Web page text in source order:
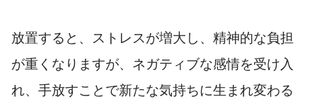
放置すると、ストレスが増大し、精神的な負担
が重くなりますが、ネガティブな感情を受け入
れ、手放すことで新たな気持ちに生まれ変わる